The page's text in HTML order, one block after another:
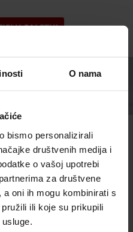
O nama
bismo personalizirali
društvenih medija i
o vašoj upotrebi
za društvene
oni ih mogu kombinirati s
ili koje su prikupili
PALETU!
za sastanak
tehničkim
nas za besplatnu
ili izračun